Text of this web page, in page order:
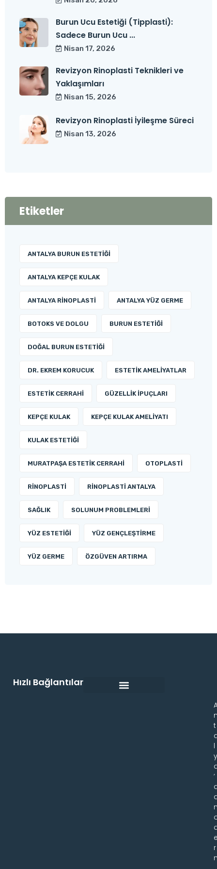
Burun Ucu Estetiği (Tipplasti):
Sadece Burun Ucu ...
Nisan 17, 2026
Revizyon Rinoplasti Teknikleri ve
Yaklaşımları
Nisan 15, 2026
Revizyon Rinoplasti İyileşme Süreci
Nisan 13, 2026
Etiketler
ANTALYA BURUN ESTETIĞI
ANTALYA KEPÇE KULAK
ANTALYA RINOPLASTI ANTALYA YÜZ GERME
BOTOKS VE DOLGU BURUN ESTETIĞI
DOĞAL BURUN ESTETIĞI
DR. EKREM KORUCUK ESTETIK AMELIYATLAR
ESTETIK CERRAHI GÜZELLIK İPUÇLARI
KEPÇE KULAK KEPÇE KULAK AMELIYATI
KULAK ESTETIĞI
MURATPAŞA ESTETIK CERRAHI OTOPLASTI
RINOPLASTI RINOPLASTI ANTALYA
SAĞLIK SOLUNUM PROBLEMLERI
YÜZ ESTETIĞI YÜZ GENÇLEŞTIRME
YÜZ GERME ÖZGÜVEN ARTIRMA
t
l
’
r
Hızlı Bağlantılar